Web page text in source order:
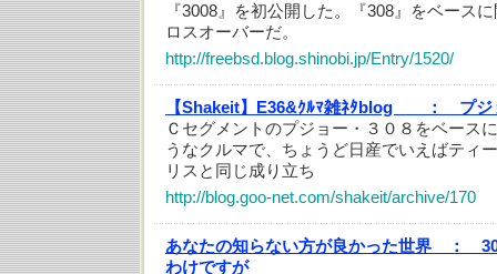
『3008』を初公開した。『308』をベース
ロスオーバーだ。
http://freebsd.blog.shinobi.jp/Entry/1520/
【Shakeit】E36&ｸﾙﾏ雑ﾈﾀblog ：
プジ
Ｃセグメントのプジョー・３０８をベース
うなクルマで、ちょうど日産でいえばティ
リスと同じ成り立ち
http://blog.goo-net.com/shakeit/archive/170
あなたの知らない方が良かった世界 ：
わけですが